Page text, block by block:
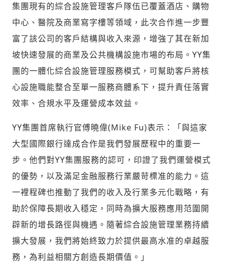
集團現有的綜合設施管理客戶隊伍已覆蓋酒店、購物
中心、醫院及商業寫字樓等領域，此次合作進一步豐
富了該公司的客戶結構與收入來源，增強了其在新加
坡快速發展的商業及公共機構設施市場的布局。YY集
團的一體化綜合設施管理服務模式，可幫助客戶將核
心設施職能整合至單一服務商體系下，提升責任落實
效率、合規水平及運營成本效益。
YY集團首席執行官傅曉偉(Mike Fu)表示：「與這家
大型國際銀行達成合作是我們發展歷程中的重要一
步。他們對YY集團服務的認可，印證了我們運營模式
的優勢，以及滿足金融服務行業嚴苛標准的能力。這
一裡程碑也推動了我們的收入及行業多元化戰略，有
助於保障長期收入穩定，同時為擴大服務應用范圍開
辟新的增長路徑與機遇。隨著綜合設施管理業務持續
擴大發展，我們將始終致力於提供最高水准的卓越服
務，為利益相關方創造長期價值。」